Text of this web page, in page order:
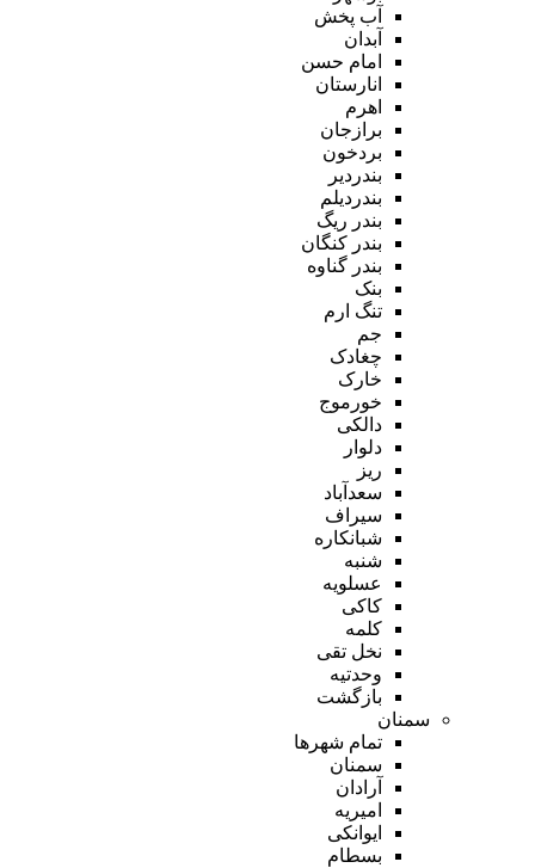
آب پخش
آبدان
امام حسن
انارستان
اهرم
برازجان
بردخون
بندردیر
بندردیلم
بندر ریگ
بندر کنگان
بندر گناوه
بنک
تنگ ارم
جم
چغادک
خارک
خورموج
دالکی
دلوار
ریز
سعدآباد
سیراف
شبانکاره
شنبه
عسلویه
کاکی
کلمه
نخل تقی
وحدتیه
بازگشت
سمنان
تمام شهر‌ها
سمنان
آرادان
امیریه
ایوانکی
بسطام